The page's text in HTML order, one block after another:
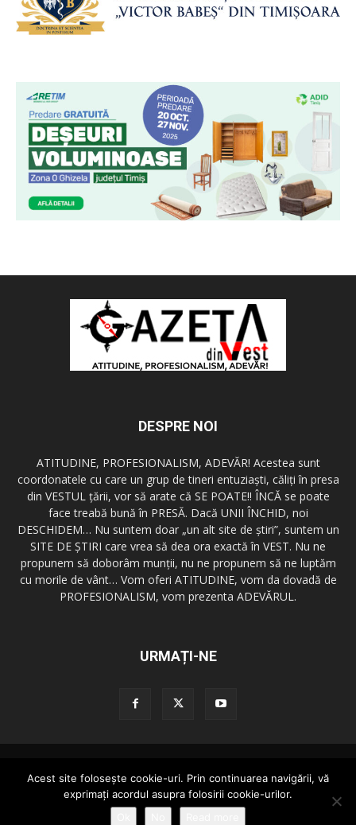
DESPRE NOI
ATITUDINE, PROFESIONALISM, ADEVĂR! Acestea sunt
coordonatele cu care un grup de tineri entuziaşti, căliţi în presa
din VESTUL ţării, vor să arate că SE POATE!! ÎNCĂ se poate
face treabă bună în PRESĂ. Dacă UNII ÎNCHID, noi
DESCHIDEM… Nu suntem doar „un alt site de ştiri”, suntem un
SITE DE ŞTIRI care vrea să dea ora exactă în VEST. Nu ne
propunem să doborâm munţii, nu ne propunem să ne luptăm
cu morile de vânt… Vom oferi ATITUDINE, vom da dovadă de
PROFESIONALISM, vom prezenta ADEVĂRUL.
URMAȚI-NE
Cod de conduita
Confidentialitatea Datelor
Trimite o stire!
Publicitate
Contact
Acest site foloseşte cookie-uri. Prin continuarea navigării, vă
exprimaţi acordul asupra folosirii cookie-urilor.